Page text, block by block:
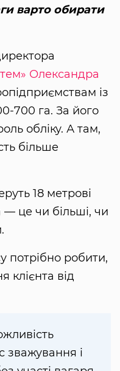
варто обирати
Олександра
із
700 га. За його
обліку. А там,
більше
18 метрові
це чи більші, чи
потрібно робити,
клієнта від
зважування і